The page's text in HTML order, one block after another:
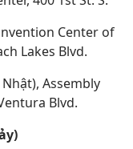
Center of
Lakes Blvd.
Assembly
Blvd.